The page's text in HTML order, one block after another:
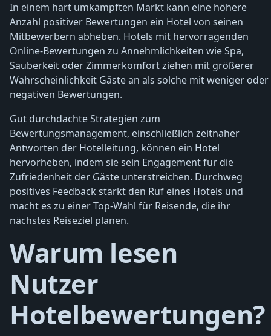
In einem hart umkämpften Markt kann eine höhere
Anzahl positiver Bewertungen ein Hotel von seinen
Mitbewerbern abheben. Hotels mit hervorragenden
Online-Bewertungen zu Annehmlichkeiten wie Spa,
Sauberkeit oder Zimmerkomfort ziehen mit größerer
Wahrscheinlichkeit Gäste an als solche mit weniger oder
negativen Bewertungen.
Gut durchdachte Strategien zum
Bewertungsmanagement, einschließlich zeitnaher
Antworten der Hotelleitung, können ein Hotel
hervorheben, indem sie sein Engagement für die
Zufriedenheit der Gäste unterstreichen. Durchweg
positives Feedback stärkt den Ruf eines Hotels und
macht es zu einer Top-Wahl für Reisende, die ihr
nächstes Reiseziel planen.
Warum lesen
Nutzer
Hotelbewertungen?